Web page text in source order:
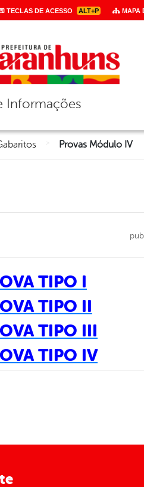
TECLAS DE ACESSO ALT+P MAPA
de navegação
Informações
Provas Módulo IV
TIPO I
TIPO II
TIPO III
TIPO IV